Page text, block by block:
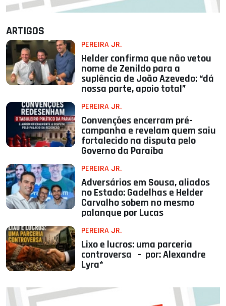
ARTIGOS
PEREIRA JR.
Helder confirma que não vetou
nome de Zenildo para a
suplência de João Azevedo; “dá
nossa parte, apoio total”
PEREIRA JR.
Convenções encerram pré-
campanha e revelam quem saiu
fortalecido na disputa pelo
Governo da Paraíba
PEREIRA JR.
Adversários em Sousa, aliados
no Estado: Gadelhas e Helder
Carvalho sobem no mesmo
palanque por Lucas
PEREIRA JR.
Lixo e lucros: uma parceria
controversa - por: Alexandre
Lyra*